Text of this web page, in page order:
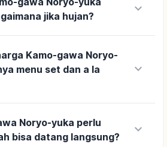
jika hujan?
keyboard_arrow_down
Kamo-gawa Noryo-
menu set dan a la
keyboard_arrow_down
Noryo-yuka perlu
bisa datang langsung?
keyboard_arrow_down